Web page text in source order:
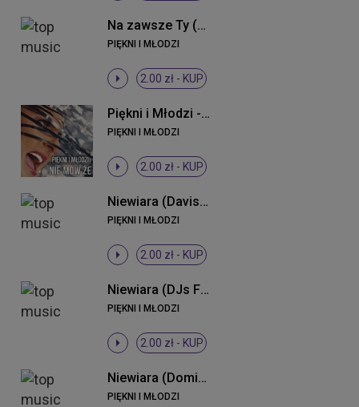
Na zawsze Ty (Radio Edit)
PIĘKNI I MŁODZI
2.00 zł - KUP
Piękni i Młodzi - Nie mów że (Radio Edit)
PIĘKNI I MŁODZI
2.00 zł - KUP
Niewiara (Davis Remix)
PIĘKNI I MŁODZI
2.00 zł - KUP
Niewiara (DJs From Lukow Remix)
PIĘKNI I MŁODZI
2.00 zł - KUP
Niewiara (Dominium Remix)
PIĘKNI I MŁODZI